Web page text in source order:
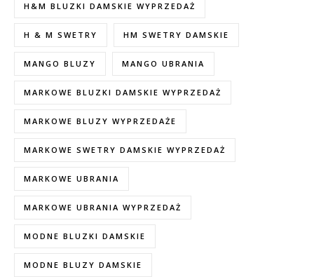
H&M BLUZKI DAMSKIE WYPRZEDAŻ
H & M SWETRY HM SWETRY DAMSKIE
MANGO BLUZY MANGO UBRANIA
MARKOWE BLUZKI DAMSKIE WYPRZEDAŻ
MARKOWE BLUZY WYPRZEDAŻE
MARKOWE SWETRY DAMSKIE WYPRZEDAŻ
MARKOWE UBRANIA
MARKOWE UBRANIA WYPRZEDAŻ
MODNE BLUZKI DAMSKIE
MODNE BLUZY DAMSKIE